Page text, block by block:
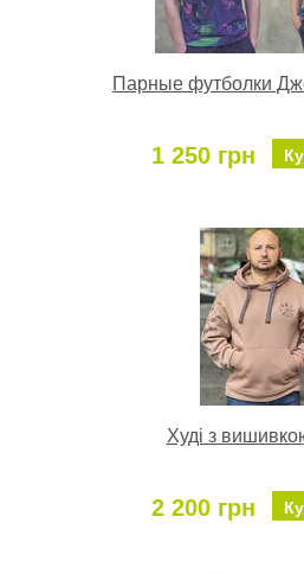
Парные футболки
1 250 грн
Худі з
2 200 грн